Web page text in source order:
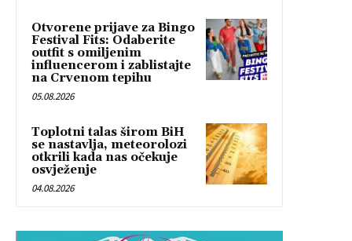
Otvorene prijave za Bingo
Festival Fits: Odaberite
outfit s omiljenim
influencerom i zablistajte
na Crvenom tepihu
05.08.2026
Toplotni talas širom BiH
se nastavlja, meteorolozi
otkrili kada nas očekuje
osvježenje
04.08.2026